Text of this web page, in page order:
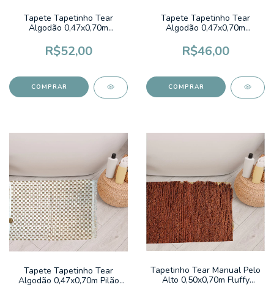
Tapete Tapetinho Tear
Algodão 0,47x0,70m
R$52,00
Tapete Tapetinho Tear
Algodão 0,47x0,70m
R$46,00
Tapete Tapetinho Tear
Algodão 0,47x0,70m Pilão
Tapetinho Tear Manual Pelo
Alto 0,50x0,70m Fluffy